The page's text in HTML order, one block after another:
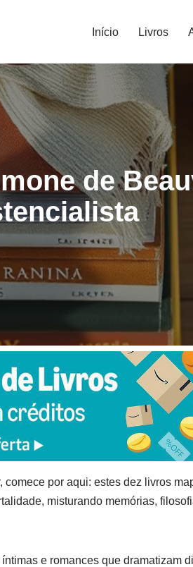
Início Livros
de
por aqui: estes dez livros
misturando memórias,
e romances que dramatizam